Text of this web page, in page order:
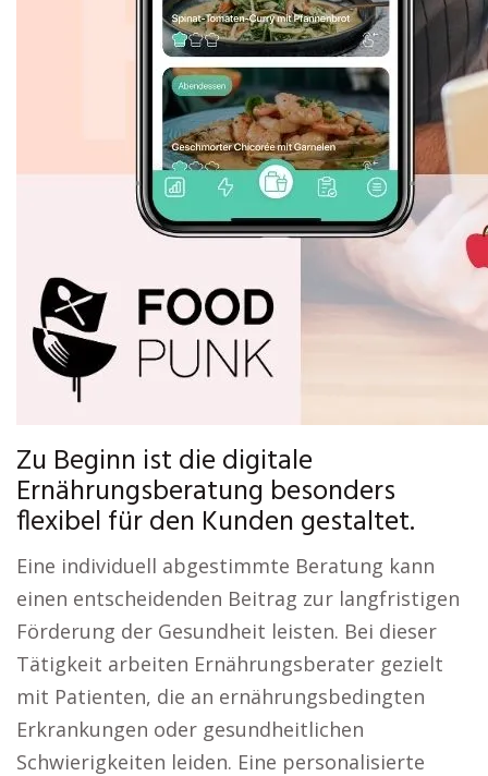
Zu Beginn ist die digitale
Ernährungsberatung besonders
flexibel für den Kunden gestaltet.
Eine individuell abgestimmte Beratung kann
einen entscheidenden Beitrag zur langfristigen
Förderung der Gesundheit leisten. Bei dieser
Tätigkeit arbeiten Ernährungsberater gezielt
mit Patienten, die an ernährungsbedingten
Erkrankungen oder gesundheitlichen
Schwierigkeiten leiden. Eine personalisierte